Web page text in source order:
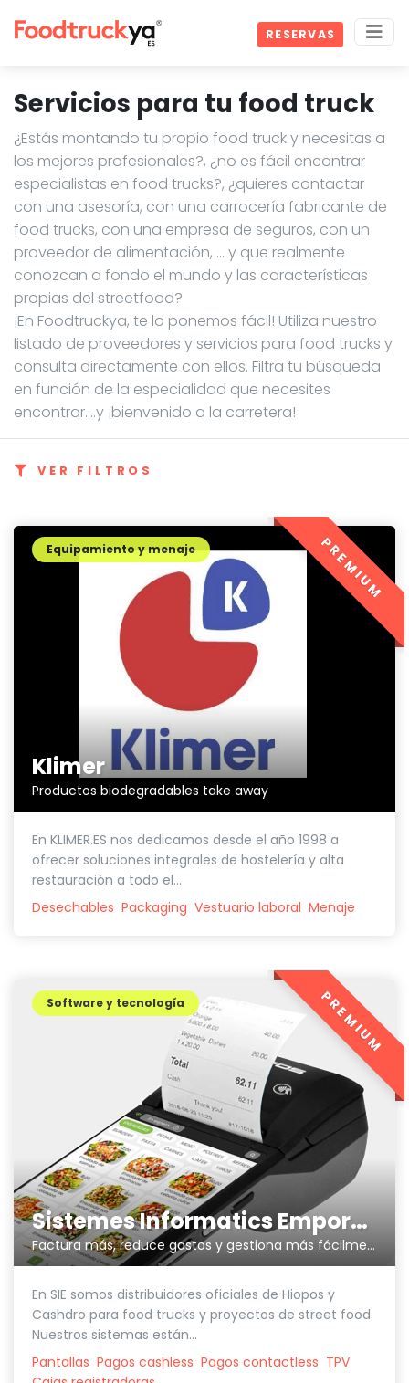
RESERVAS
Servicios para tu food truck
¿Estás montando tu propio food truck y necesitas a
los mejores profesionales?, ¿no es fácil encontrar
especialistas en food trucks?, ¿quieres contactar
con una asesoría, con una carrocería fabricante de
food trucks, con una empresa de seguros, con un
proveedor de alimentación, … y que realmente
conozcan a fondo el mundo y las características
propias del streetfood?
¡En Foodtruckya, te lo ponemos fácil! Utiliza nuestro
listado de proveedores y servicios para food trucks y
consulta directamente con ellos. Filtra tu búsqueda
en función de la especialidad que necesites
encontrar....y ¡bienvenido a la carretera!
VER FILTROS
Klimer
Productos biodegradables take away
Equipamiento y menaje
En KLIMER.ES nos dedicamos desde el año 1998 a
ofrecer soluciones integrales de hostelería y alta
restauración a todo el...
Desechables Packaging Vestuario laboral Menaje
PREMIUM
Sistemes Informatics Empordà SLL
Factura más, reduce gastos y gestiona más fácilmente tu negocio
Software y tecnología
En SIE somos distribuidores oficiales de Hiopos y
Cashdro para food trucks y proyectos de street food.
Nuestros sistemas están...
Pantallas Pagos cashless Pagos contactless TPV
PREMIUM